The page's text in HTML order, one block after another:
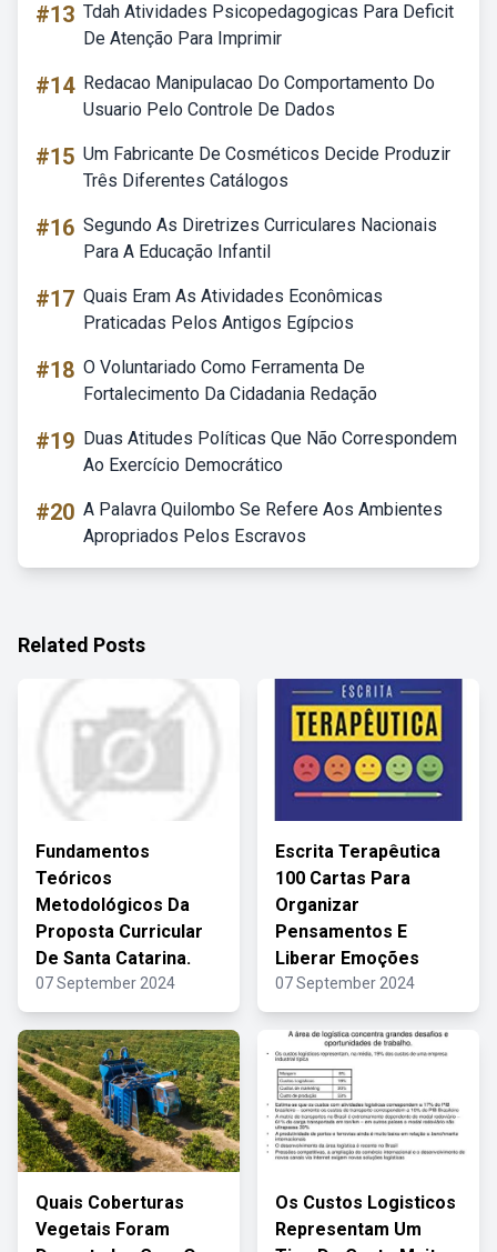
#13 Tdah Atividades Psicopedagogicas Para Deficit
De Atenção Para Imprimir
#14 Redacao Manipulacao Do Comportamento Do
Usuario Pelo Controle De Dados
#15 Um Fabricante De Cosméticos Decide Produzir
Três Diferentes Catálogos
#16 Segundo As Diretrizes Curriculares Nacionais
Para A Educação Infantil
#17 Quais Eram As Atividades Econômicas
Praticadas Pelos Antigos Egípcios
#18 O Voluntariado Como Ferramenta De
Fortalecimento Da Cidadania Redação
#19 Duas Atitudes Políticas Que Não Correspondem
Ao Exercício Democrático
#20 A Palavra Quilombo Se Refere Aos Ambientes
Apropriados Pelos Escravos
Related Posts
Fundamentos
Teóricos
Metodológicos Da
Proposta Curricular
De Santa Catarina.
07 September 2024
Escrita Terapêutica
100 Cartas Para
Organizar
Pensamentos E
Liberar Emoções
07 September 2024
Quais Coberturas
Vegetais Foram
Os Custos Logisticos
Representam Um